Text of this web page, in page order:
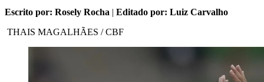
Escrito por: Rosely Rocha | Editado por: Luiz Carvalho
THAIS MAGALHÃES / CBF